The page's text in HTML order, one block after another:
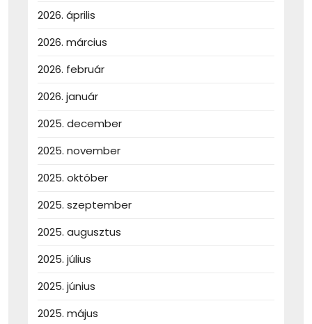
2026. április
2026. március
2026. február
2026. január
2025. december
2025. november
2025. október
2025. szeptember
2025. augusztus
2025. július
2025. június
2025. május